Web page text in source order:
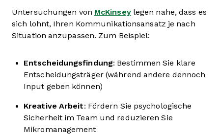
Untersuchungen von McKinseylegen nahe, dass es
sich lohnt, Ihren Kommunikationsansatz je nach
Situation anzupassen. Zum Beispiel:
Entscheidungsfindung: Bestimmen Sie klare
Entscheidungsträger (während andere dennoch
Input geben können)
Kreative Arbeit: Fördern Sie psychologische
Sicherheit im Team und reduzieren Sie
Mikromanagement